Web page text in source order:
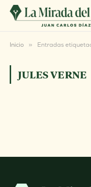
Inicio » Entradas
JULES VERNE